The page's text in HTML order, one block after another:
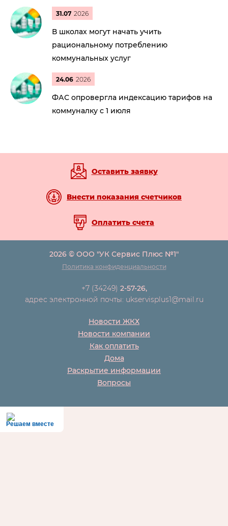
31.07 2026
В школах могут начать учить
рациональному потреблению
коммунальных услуг
24.06 2026
ФАС опровергла индексацию тарифов на
коммуналку с 1 июля
Оставить заявку
Внести показания счетчиков
Оплатить счета
2026 © ООО "УК Сервис Плюс №1"
Политика конфиденциальности
+7 (34249) 2-57-26,
адрес электронной почты: ukservisplus1@mail.ru
Новости ЖКХ
Новости компании
Как оплатить
Дома
Раскрытие информации
Вопросы
Решаем вместе